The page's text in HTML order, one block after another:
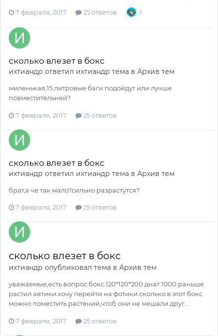
7 февраля, 2017 25 ответов 1
сколько влезет в бокс
ихтиандр ответил ихтиандр тема в Архив тем
миленькая,15 литровые баги подойдут или лучше
повместительней?
7 февраля, 2017 25 ответов
сколько влезет в бокс
ихтиандр ответил ихтиандр тема в Архив тем
брат,а че так мало?сильно разрастутся?
7 февраля, 2017 25 ответов
сколько влезет в бокс
ихтиандр опубликовал тема в Архив тем
уважаемые,есть вопрос.бокс:120*120*200.днат 1000.раньше
растил автики.хочу перейти на фотики.сколько в этот бокс
можно поместить растений,чтоб они не мешали друг...
7 февраля, 2017 25 ответов